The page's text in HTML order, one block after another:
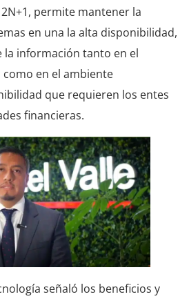
permite mantener la
en una la alta disponibilidad,
la información tanto en el
en el ambiente
que requieren los entes
financieras.
señaló los beneficios y